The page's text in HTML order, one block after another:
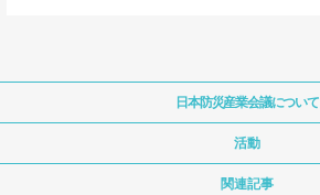
日本防災産業会議について
活動
関連記事